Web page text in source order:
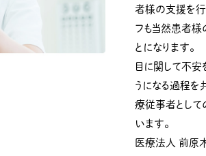
者様の支援を行
フも当然患者様
とになります。
目に関して不
うになる過程を
療従事者として
います。
医療法人 前原